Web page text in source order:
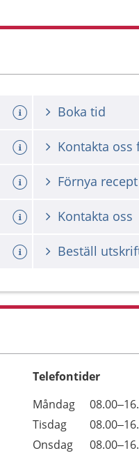
Boka tid
Kontakta
Förnya
Kontakta oss
Beställ
Telefontider
Dag
Öppettider
Kommentarer
Måndag
Tisdag
Onsdag